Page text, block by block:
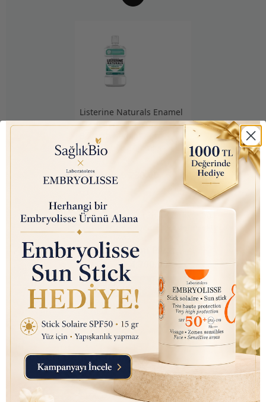
Listerine Naturals Enamel
Koruyucu (Alkolsüz,
Boyasız, Vegan) Ağız
Bakım Suyu 500 ml
₺ 390.00
İncelediğiniz ürün ile birlikte bu
Toplam Fiyat
₺ 4,700.00
Birlikte Sepete Ekle (1)
Müşteri Değerlendirmeleri
3 değerlendirmeye göre